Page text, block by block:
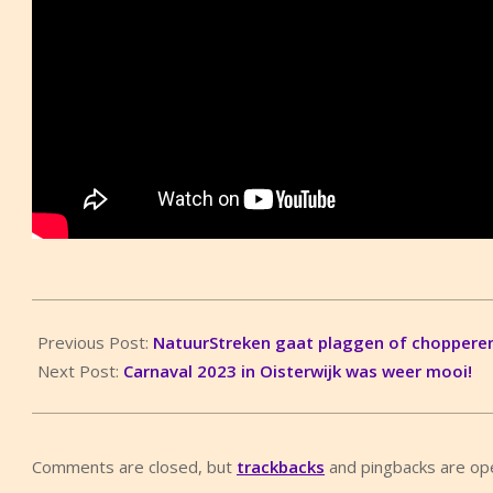
02-
14
Previous Post: NatuurStreken gaat plaggen of
Next Post: Carnaval 2023 in Oisterwijk was weer mooi!
Comments are closed, but trackbacks and pingbacks are